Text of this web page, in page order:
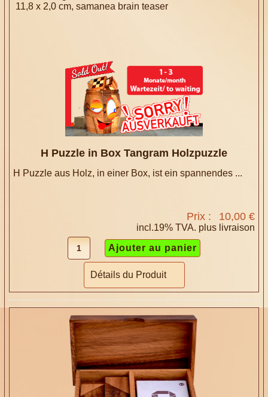
H Puzzle in Box Tangram Holzpuzzle
H Puzzle aus Holz, in einer Box, ist ein spannendes ...
Prix : 10,00 €
incl.19% TVA. plus livraison
Détails du Produit